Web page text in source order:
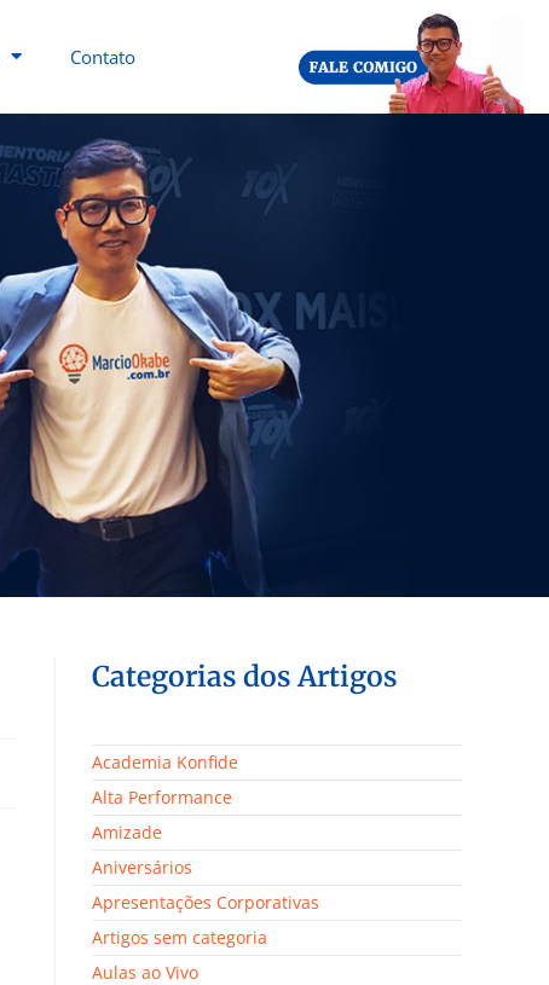
Contato
Categorias dos Artigos
Academia Konfide
Alta Performance
Amizade
Aniversários
Apresentações Corporativas
Artigos sem categoria
Aulas ao Vivo